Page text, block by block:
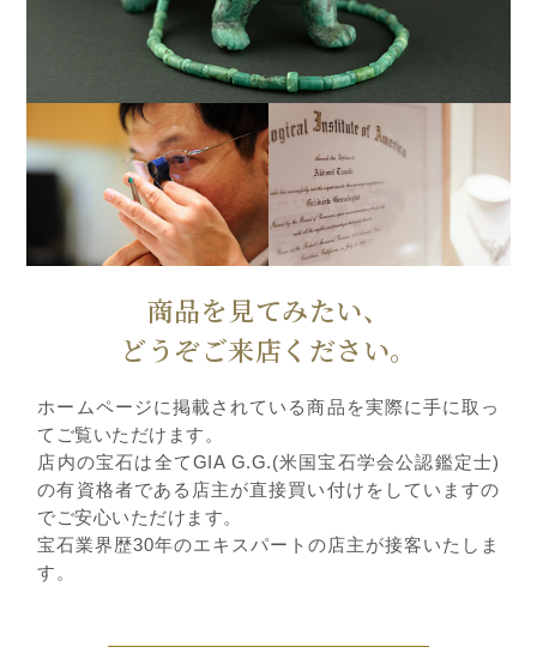
商品を見てみたい、
どうぞご来店ください。
ホームページに掲載されている商品を実際に手に取っ
てご覧いただけます。
店内の宝石は全てGIA G.G.(米国宝石学会公認鑑定士)
の有資格者である店主が直接買い付けをしていますの
でご安心いただけます。
宝石業界歴30年のエキスパートの店主が接客いたしま
す。